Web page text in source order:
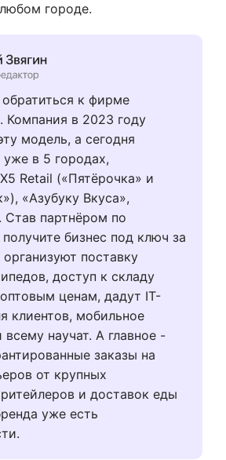
городе.
к фирме
Компания в 2023 году
модель, а сегодня
уже в 5 городах,
Retail («Пятёрочка» и
«Азубуку Вкуса»,
Став партнёром по
бизнес под ключ за
поставку
доступ к складу
ценам, дадут IT-
клиентов, мобильное
научат. А главное -
заказы на
от крупных
и доставок еды
уже есть